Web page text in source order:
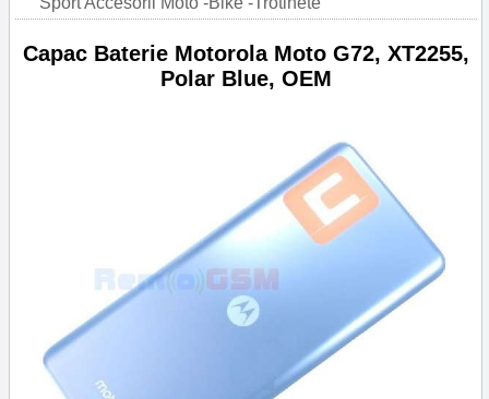
Capac Baterie Motorola Moto G72, XT2255,
Polar Blue, OEM